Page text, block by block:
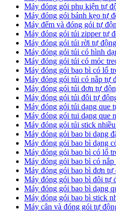
Máy đóng gói phụ kiện tự
Máy đóng gói bánh kẹo tự
Máy đếm và đóng gói tự
Máy đóng gói túi zipper tự
Máy đóng gói túi rời tự động
Máy đóng gói túi có hình
Máy đóng gói túi có móc
Máy đóng gói bao bì có lổ
Máy đóng gói túi có nắp tự
Máy đóng gói túi đơn tự
Máy đóng gói túi đôi tự
Máy đóng gói túi dạng que
Máy đóng gói tui dạng que
Máy đóng gói túi stick
Máy đóng gói bao bi dạng
Máy đóng gói bao bì dạng
Máy đóng gói bao bì có lổ
Máy đóng gói bao bì có
Máy đóng gói bao bì đơn tự
Máy đóng gói bao bì đôi tự
Máy đóng gói bao bì dạng
Máy đóng gói bao bì stick
Máy cân và đóng gói tự